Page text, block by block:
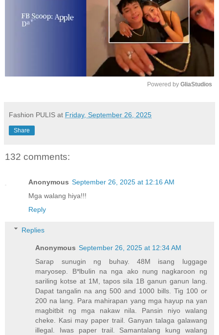
Powered by GliaStudios
Fashion PULIS at Friday, September 26, 2025
Share
132 comments:
Anonymous September 26, 2025 at 12:16 AM
Mga walang hiya!!!
Reply
Replies
Anonymous September 26, 2025 at 12:34 AM
Sarap sunugin ng buhay. 48M isang luggage
maryosep. B*lbulin na nga ako nung nagkaroon ng
sariling kotse at 1M, tapos sila 1B ganun ganun lang.
Dapat tangalin na ang 500 and 1000 bills. Tig 100 or
200 na lang. Para mahirapan yang mga hayup na yan
magbitbit ng mga nakaw nila. Pansin niyo walang
cheke. Kasi may paper trail. Ganyan talaga galawang
illegal. Iwas paper trail. Samantalang kung walang